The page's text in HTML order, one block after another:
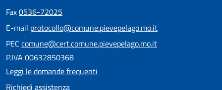
Fax0536-72025
E-mail protocollo@comune.pievepelago.mo.it
PEC comune@cert.comune.pievepelago.mo.it
P.IVA 00632850368
Leggi le domande frequenti
Richiedi assistenza